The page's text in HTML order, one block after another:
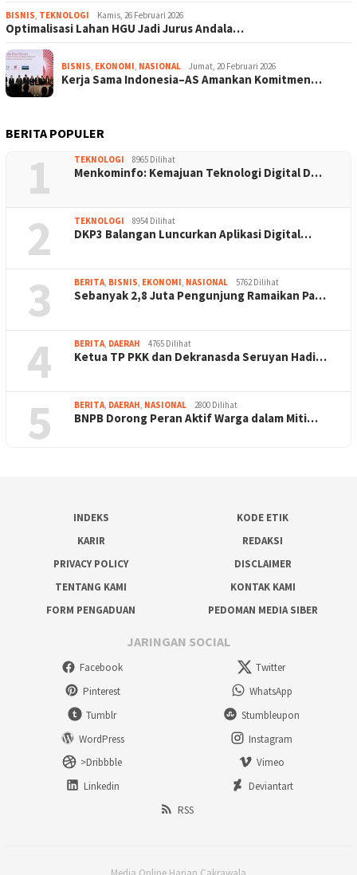
BISNIS, TEKNOLOGI Kamis, 26 Februari 2026
Optimalisasi Lahan HGU Jadi Jurus Andala…
BISNIS, EKONOMI, NASIONAL Jumat, 20 Februari 2026
Kerja Sama Indonesia–AS Amankan Komitmen…
BERITA POPULER
1 TEKNOLOGI 8965 Dilihat
Menkominfo: Kemajuan Teknologi Digital D…
2 TEKNOLOGI 8954 Dilihat
DKP3 Balangan Luncurkan Aplikasi Digital…
3 BERITA, BISNIS, EKONOMI, NASIONAL 5762 Dilihat
Sebanyak 2,8 Juta Pengunjung Ramaikan Pa…
4 BERITA, DAERAH 4765 Dilihat
Ketua TP PKK dan Dekranasda Seruyan Hadi…
5 BERITA, DAERAH, NASIONAL 2800 Dilihat
BNPB Dorong Peran Aktif Warga dalam Miti…
INDEKS
KODE ETIK
KARIR
REDAKSI
PRIVACY POLICY
DISCLAIMER
TENTANG KAMI
KONTAK KAMI
FORM PENGADUAN
PEDOMAN MEDIA SIBER
JARINGAN SOCIAL
Facebook
Twitter
Pinterest
WhatsApp
Tumblr
Stumbleupon
WordPress
Instagram
>Dribbble
Vimeo
Linkedin
Deviantart
RSS